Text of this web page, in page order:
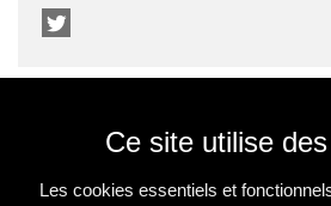
Ce site utilise
Les cookies essentiels et